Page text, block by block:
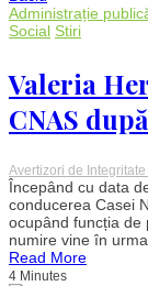
Administrație
Social Stiri
Valeria
CNAS
Avertizori de Integritate
Începând cu data
conducerea Casei
ocupând funcția de
numire vine în
Read More
4 Minutes